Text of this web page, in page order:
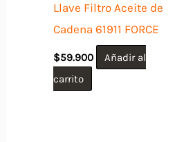
Llave Filtro Aceite de
Cadena 61911 FORCE
$59.900
Añadir al
carrito